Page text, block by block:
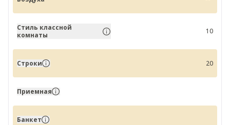
Стиль классной
комнаты
10
Строки 20
Приемная
Банкет